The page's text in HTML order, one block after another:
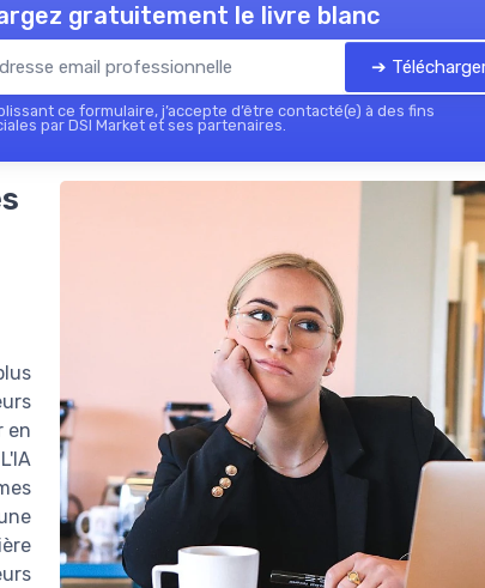
gratuitement le livre blanc
➔
ce formulaire, j’accepte d’être contacté(e) à des fins
par DSI Market et ses partenaires.
en